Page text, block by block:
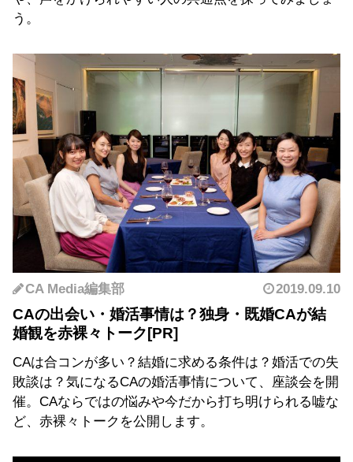
う。
CA Media編集部 2019.09.10
CAの出会い・婚活事情は？独身・既婚CAが結
婚観を赤裸々トーク
CAは合コンが多い？結婚に求める条件は？婚活での失
敗談は？気になるCAの婚活事情について、座談会を開
催。CAならではの悩みや今だから打ち明けられる嘘な
ど、赤裸々トークを公開します。